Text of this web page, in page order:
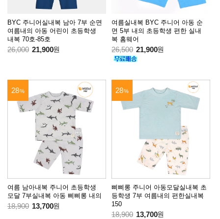
BYC 주니어실내복 남아 7부 순면
여름내의 아동 어린이 초등학생
내복 70호-85호
26,000 21,900원
여름실내복 BYC 주니어 아동 순
면 5부 내의 초등학생 편한 실내
복 홈웨어
26,500 21,900원
28%
여름 남아내복 주니어 초등학생
모달 7부실내복 아동 삐삐롱 내의
18,900 13,700원
28%
삐삐롱 주니어 아동모달실내복 초
등학생 7부 여름내의 편한실내복
150
18,900 13,700원